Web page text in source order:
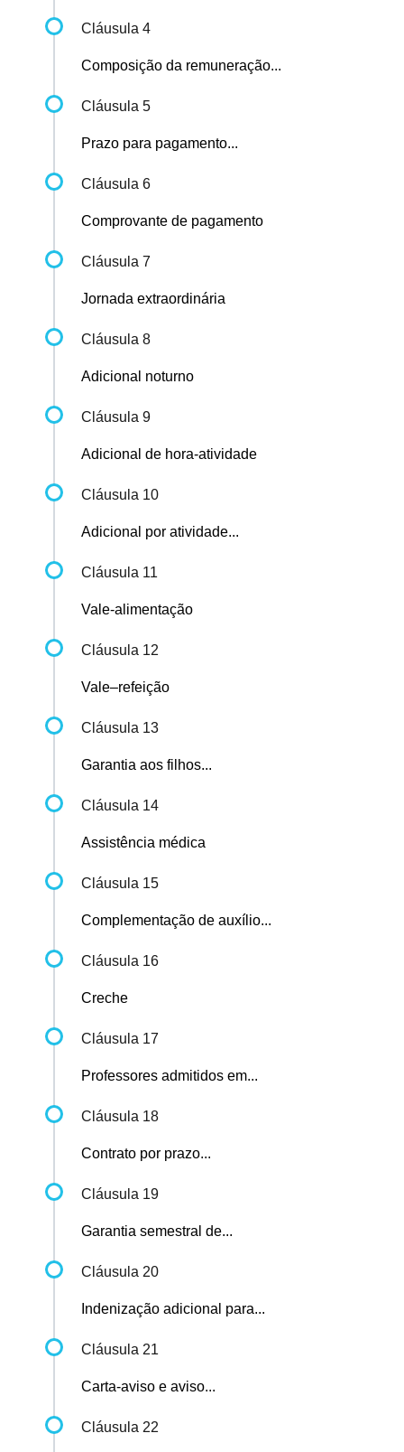
Cláusula 4
Composição da remuneração...
Cláusula 5
Prazo para pagamento...
Cláusula 6
Comprovante de pagamento
Cláusula 7
Jornada extraordinária
Cláusula 8
Adicional noturno
Cláusula 9
Adicional de hora-atividade
Cláusula 10
Adicional por atividade...
Cláusula 11
Vale-alimentação
Cláusula 12
Vale–refeição
Cláusula 13
Garantia aos filhos...
Cláusula 14
Assistência médica
Cláusula 15
Complementação de auxílio...
Cláusula 16
Creche
Cláusula 17
Professores admitidos em...
Cláusula 18
Contrato por prazo...
Cláusula 19
Garantia semestral de...
Cláusula 20
Indenização adicional para...
Cláusula 21
Carta-aviso e aviso...
Cláusula 22